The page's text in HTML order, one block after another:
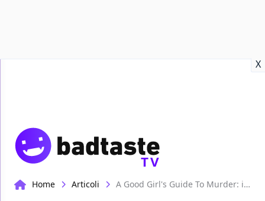
X
TV
Home Articoli A Good Girl's Guide To Murder: il romanzo di Holly Jackson diventa una serie tv